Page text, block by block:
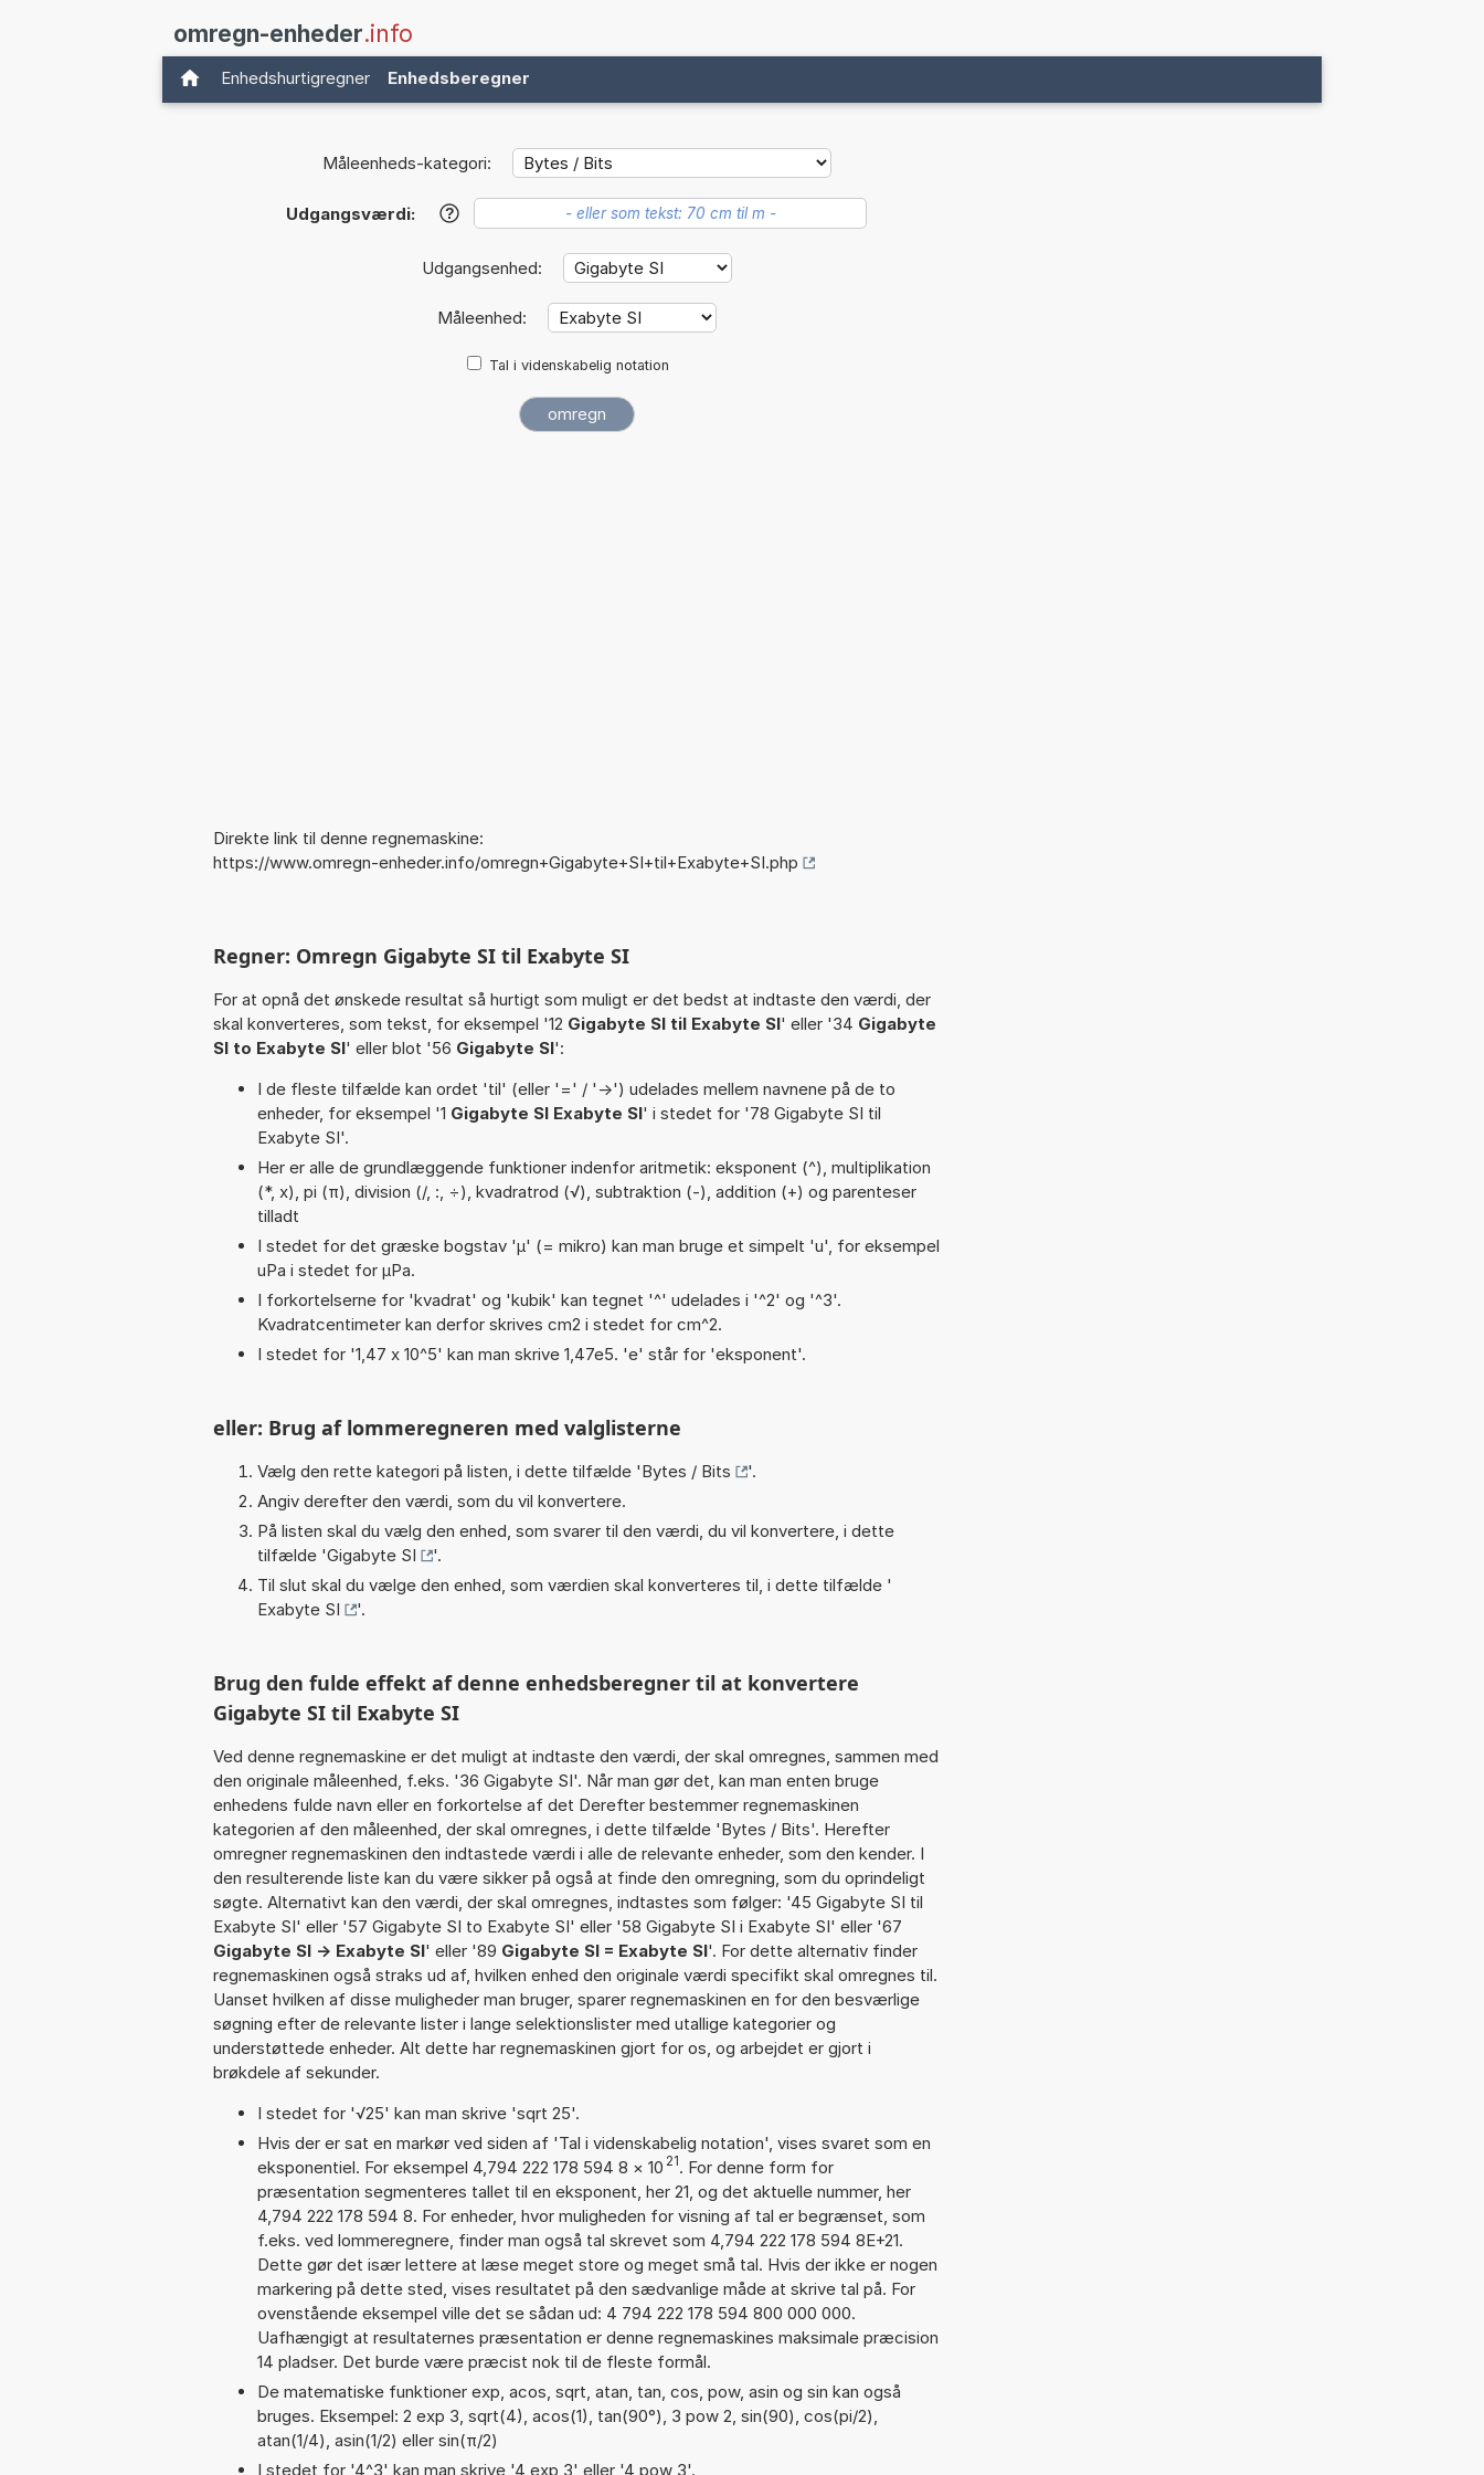
omregn-enheder.info
Enhedshurtigregner Enhedsberegner
Måleenheds-kategori:
Udgangsværdi: ?
Udgangsenhed:
Måleenhed:
Tal i videnskabelig notation
Direkte link til denne regnemaskine:
https://www.omregn-enheder.info/omregn+Gigabyte+SI+til+Exabyte+SI.php
Regner: Omregn Gigabyte SI til Exabyte SI
For at opnå det ønskede resultat så hurtigt som muligt er det bedst at indtaste den værdi, der
skal konverteres, som tekst, for eksempel '12 Gigabyte SI til Exabyte SI' eller '34 Gigabyte
SI to Exabyte SI' eller blot '56 Gigabyte SI':
I de fleste tilfælde kan ordet 'til' (eller '=' / '->') udelades mellem navnene på de to
enheder, for eksempel '1 Gigabyte SI Exabyte SI' i stedet for '78 Gigabyte SI til
Exabyte SI'.
Her er alle de grundlæggende funktioner indenfor aritmetik: eksponent (^), multiplikation
(*, x), pi (π), division (/, :, ÷), kvadratrod (√), subtraktion (-), addition (+) og parenteser
tilladt
I stedet for det græske bogstav 'µ' (= mikro) kan man bruge et simpelt 'u', for eksempel
uPa i stedet for µPa.
I forkortelserne for 'kvadrat' og 'kubik' kan tegnet '^' udelades i '^2' og '^3'.
Kvadratcentimeter kan derfor skrives cm2 i stedet for cm^2.
I stedet for '1,47 x 10^5' kan man skrive 1,47e5. 'e' står for 'eksponent'.
eller: Brug af lommeregneren med valglisterne
Vælg den rette kategori på listen, i dette tilfælde 'Bytes / Bits
'.
Angiv derefter den værdi, som du vil konvertere.
På listen skal du vælg den enhed, som svarer til den værdi, du vil konvertere, i dette
tilfælde 'Gigabyte SI
'.
Til slut skal du vælge den enhed, som værdien skal konverteres til, i dette tilfælde '
Exabyte SI
'.
Brug den fulde effekt af denne enhedsberegner til at konvertere
Gigabyte SI til Exabyte SI
Ved denne regnemaskine er det muligt at indtaste den værdi, der skal omregnes, sammen med
den originale måleenhed, f.eks. '36 Gigabyte SI'. Når man gør det, kan man enten bruge
enhedens fulde navn eller en forkortelse af det Derefter bestemmer regnemaskinen
kategorien af den måleenhed, der skal omregnes, i dette tilfælde 'Bytes / Bits'. Herefter
omregner regnemaskinen den indtastede værdi i alle de relevante enheder, som den kender. I
den resulterende liste kan du være sikker på også at finde den omregning, som du oprindeligt
søgte. Alternativt kan den værdi, der skal omregnes, indtastes som følger: '45 Gigabyte SI til
Exabyte SI' eller '57 Gigabyte SI to Exabyte SI' eller '58 Gigabyte SI i Exabyte SI' eller '67
Gigabyte SI -> Exabyte SI' eller '89 Gigabyte SI = Exabyte SI'. For dette alternativ finder
regnemaskinen også straks ud af, hvilken enhed den originale værdi specifikt skal omregnes til.
Uanset hvilken af disse muligheder man bruger, sparer regnemaskinen en for den besværlige
søgning efter de relevante lister i lange selektionslister med utallige kategorier og
understøttede enheder. Alt dette har regnemaskinen gjort for os, og arbejdet er gjort i
brøkdele af sekunder.
I stedet for '√25' kan man skrive 'sqrt 25'.
Hvis der er sat en markør ved siden af 'Tal i videnskabelig notation', vises svaret som en
eksponentiel. For eksempel 4,794 222 178 594 8 × 10 21. For denne form for
præsentation segmenteres tallet til en eksponent, her 21, og det aktuelle nummer, her
4,794 222 178 594 8. For enheder, hvor muligheden for visning af tal er begrænset, som
f.eks. ved lommeregnere, finder man også tal skrevet som 4,794 222 178 594 8E+21.
Dette gør det især lettere at læse meget store og meget små tal. Hvis der ikke er nogen
markering på dette sted, vises resultatet på den sædvanlige måde at skrive tal på. For
ovenstående eksempel ville det se sådan ud: 4 794 222 178 594 800 000 000.
Uafhængigt at resultaternes præsentation er denne regnemaskines maksimale præcision
14 pladser. Det burde være præcist nok til de fleste formål.
De matematiske funktioner exp, acos, sqrt, atan, tan, cos, pow, asin og sin kan også
bruges. Eksempel: 2 exp 3, sqrt(4), acos(1), tan(90°), 3 pow 2, sin(90), cos(pi/2),
atan(1/4), asin(1/2) eller sin(π/2)
I stedet for '4^3' kan man skrive '4 exp 3' eller '4 pow 3'.